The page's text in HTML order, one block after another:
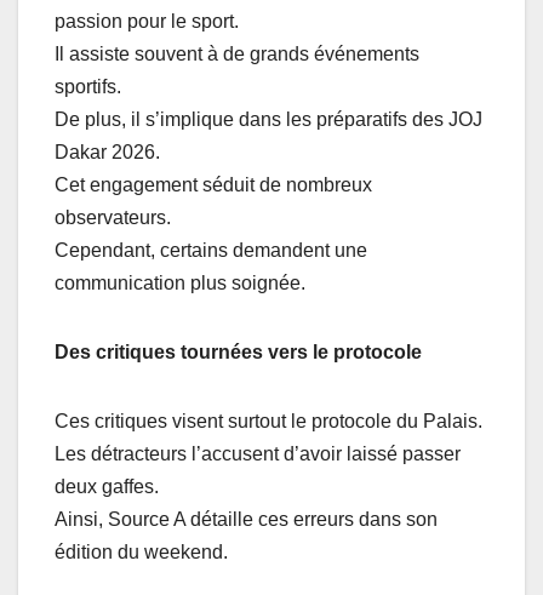
passion pour le sport.
Il assiste souvent à de grands événements
sportifs.
De plus, il s’implique dans les préparatifs des JOJ
Dakar 2026.
Cet engagement séduit de nombreux
observateurs.
Cependant, certains demandent une
communication plus soignée.
Des critiques tournées vers le protocole
Ces critiques visent surtout le protocole du Palais.
Les détracteurs l’accusent d’avoir laissé passer
deux gaffes.
Ainsi, Source A détaille ces erreurs dans son
édition du weekend.